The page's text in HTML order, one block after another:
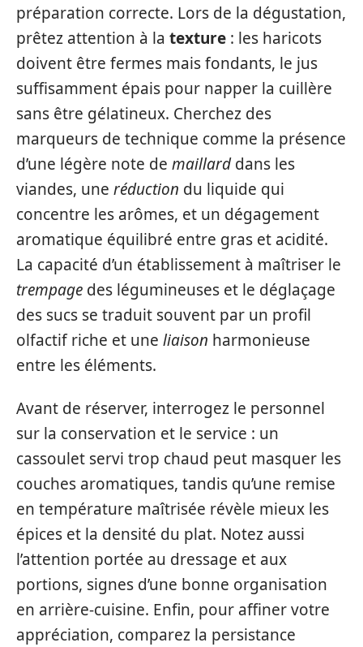
préparation correcte. Lors de la dégustation,
prêtez attention à la texture : les haricots
doivent être fermes mais fondants, le jus
suffisamment épais pour napper la cuillère
sans être gélatineux. Cherchez des
marqueurs de technique comme la présence
d’une légère note de maillarddans les
viandes, une réduction du liquide qui
concentre les arômes, et un dégagement
aromatique équilibré entre gras et acidité.
La capacité d’un établissement à maîtriser le
trempage des légumineuses et le déglaçage
des sucs se traduit souvent par un profil
olfactif riche et une liaison harmonieuse
entre les éléments.
Avant de réserver, interrogez le personnel
sur la conservation et le service : un
cassoulet servi trop chaud peut masquer les
couches aromatiques, tandis qu’une remise
en température maîtrisée révèle mieux les
épices et la densité du plat. Notez aussi
l’attention portée au dressage et aux
portions, signes d’une bonne organisation
en arrière-cuisine. Enfin, pour affiner votre
appréciation, comparez la persistance